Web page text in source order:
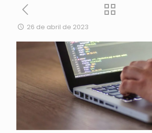
26 de abril de 2023